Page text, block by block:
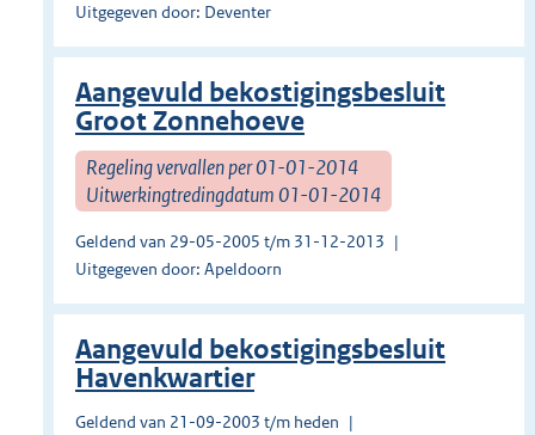
Uitgegeven door: Deventer
Aangevuld bekostigingsbesluit
Groot Zonnehoeve
Regeling vervallen per 01-01-2014
Uitwerkingtredingdatum 01-01-2014
Geldend van 29-05-2005 t/m 31-12-2013
Uitgegeven door: Apeldoorn
Aangevuld bekostigingsbesluit
Havenkwartier
Geldend van 21-09-2003 t/m heden